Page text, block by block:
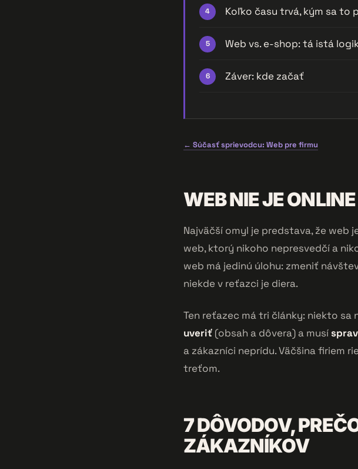
Koľko času trvá, kým sa to
Web vs. e-shop: tá istá
Záver: kde začať
← Súčasť sprievodcu: Web pre firmu
WEB NIE JE
Najväčší omyl je predstava, že web
web, ktorý nikoho nepresvedčí a
web má jedinú úlohu: zmeniť
niekde v reťazci je diera.
Ten reťazec má tri články: niekto sa
uveriť (obsah a dôvera) a musí
a zákazníci neprídu. Väčšina firiem
treťom.
7 DÔVODOV,
ZÁKAZNÍKOV